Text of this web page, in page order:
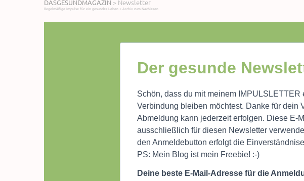
DASGESUNDMAGAZIN > Newsletter
Regelmäßige Impulse für ein gesundes Leben + Archiv zum Nachlesen